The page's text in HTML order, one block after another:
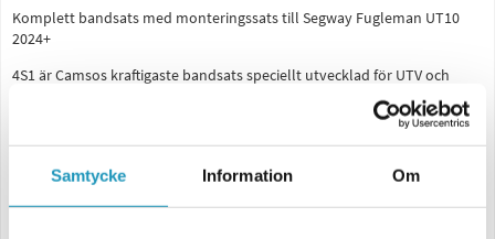
Samtycke Information Om
Komplett bandsats med monteringssats till Segway Fugleman UT10
2024+
4S1 är Camsos kraftigaste bandsats speciellt utvecklad för UTV och
Med denna bandsats monterad på din UTV får du en helt ny dimension
av framkomlighet i tuff terräng, fungerar lika bra året runt och ger
betydligt mycket lägre marktryck och därigenom högre bärighet för din